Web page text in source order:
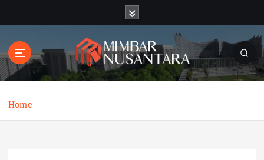
t
o
Home